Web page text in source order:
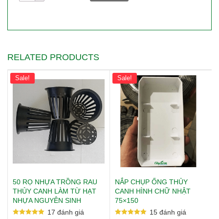
Lợi ích khi sử dụng rọ trồng rau
thủy canh:
quantity
RELATED PRODUCTS
Sale!
50 RỌ NHỰA TRỒNG RAU
THỦY CANH LÀM TỪ HẠT
NHỰA NGUYÊN SINH
17 đánh giá
Sale!
NẮP CHỤP ỐNG THỦY
CANH HÌNH CHỮ NHẬT
75×150
15đánh giá